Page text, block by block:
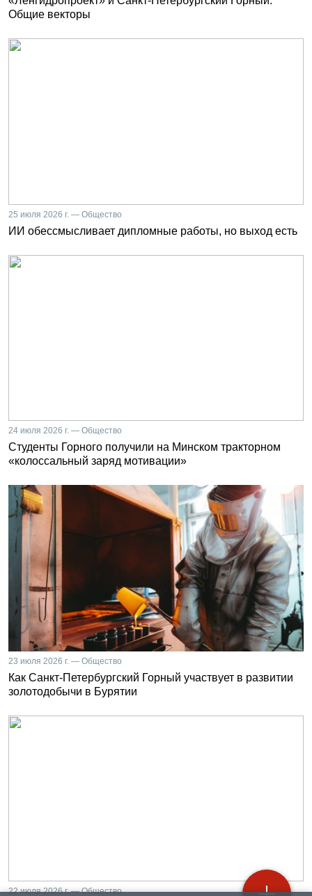
Общие векторы
25 июля 2026 г. — Общество
ИИ обессмысливает дипломные работы, но выход есть
24 июля 2026 г. — Общество
Студенты Горного получили на Минском тракторном
«колоссальный заряд мотивации»
23 июля 2026 г. — Общество
Как Санкт-Петербургский Горный участвует в развитии
золотодобычи в Бурятии
22 июля 2026 г. — Общество